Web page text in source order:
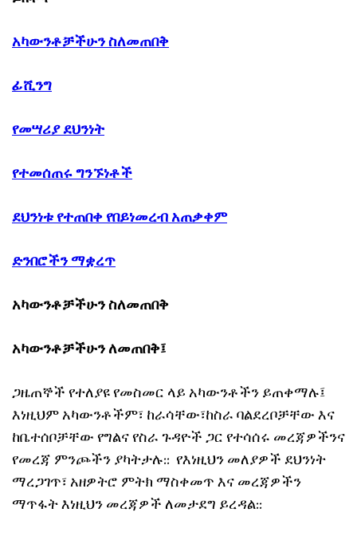
አካውንቶቻችሁን ስለመጠበቅ
ፊሺንግ
የመሣሪያ ደህንነት
የተመሰጠሩ ግንኙነቶች
ደህንነቱ የተጠበቀ የበይነመረብ አጠቃቀም
ድንበሮችን ማቋረጥ
አካውንቶቻችሁን ስለመጠበቅ
አካውንቶቻችሁን ለመጠበቅ፤
ጋዜጠኞች የተለያዩ የመስመር ላይ አካውንቶችን ይጠቀማሉ፤
እነዚህም አካውንቶችም፣ ከራሳቸው፣ከስራ ባልደረቦቻቸው እና
ከቤተሰቦቻቸው የግልና የስራ ጉዳዮች ጋር የተሳሰሩ መረጃዎችንና
የመረጃ ምንጮችን ያካትታሉ:: የእነዚህን መለያዎች ደህንነት
ማረጋገጥ፣ አዘዎትሮ ምትክ ማስቀመጥ እና መረጃዎችን
ማጥፋት እነዚህን መረጃዎች ለመታደግ ይረዳል::